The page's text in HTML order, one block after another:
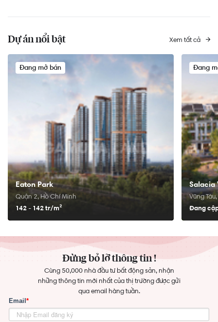
Dự án nổi bật Xem tất cả
Đang mở bán
Eaton Park
Quận 2, Hồ Chí Minh
142 - 142 tr/m²
Đang
Salacia
Vũng
Đang
Đừng bỏ lỡ thông tin !
Cùng 50,000 nhà đầu tư bất động sản, nhận
những thông tin mới nhất của thị trường được gửi
qua email hàng tuần.